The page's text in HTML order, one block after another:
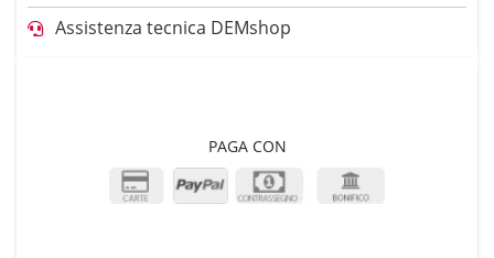
Assistenza tecnica DEMshop
PAGA CON